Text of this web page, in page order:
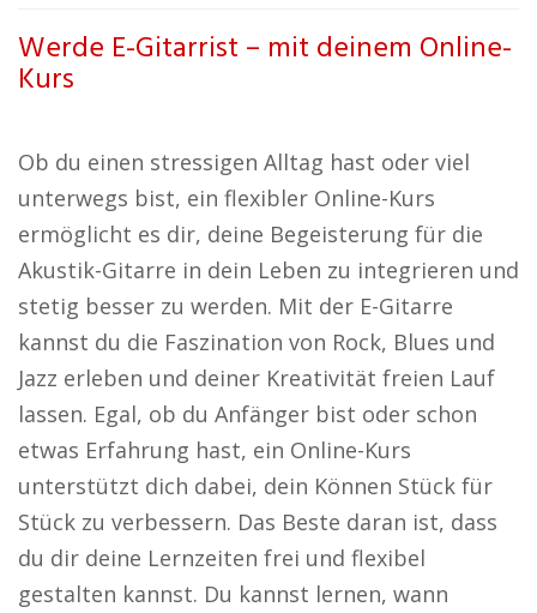
Werde E-Gitarrist – mit deinem Online-
Kurs
Ob du einen stressigen Alltag hast oder viel
unterwegs bist, ein flexibler Online-Kurs
ermöglicht es dir, deine Begeisterung für die
Akustik-Gitarre in dein Leben zu integrieren und
stetig besser zu werden. Mit der E-Gitarre
kannst du die Faszination von Rock, Blues und
Jazz erleben und deiner Kreativität freien Lauf
lassen. Egal, ob du Anfänger bist oder schon
etwas Erfahrung hast, ein Online-Kurs
unterstützt dich dabei, dein Können Stück für
Stück zu verbessern. Das Beste daran ist, dass
du dir deine Lernzeiten frei und flexibel
gestalten kannst. Du kannst lernen, wann